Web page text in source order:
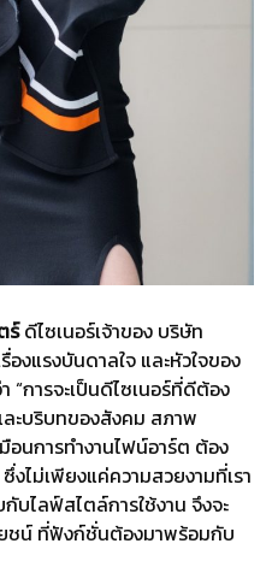
ร์ดีไซเนอร์เจ้าของ บริษัท
งแรงบันดาลใจ และหัวใจของ
“การจะเป็นดีไซเนอร์ที่ดีต้อง
ะบริบทของสังคม สภาพ
อนการทำงานไฟน์อาร์ต ต้อง
งไม่เพียงแค่ความสวยงามที่เรา
บไลฟ์สไตล์การใช้งาน จึงจะ
ยชน์ ที่ฟังก์ชั่นต้องมาพร้อมกับ